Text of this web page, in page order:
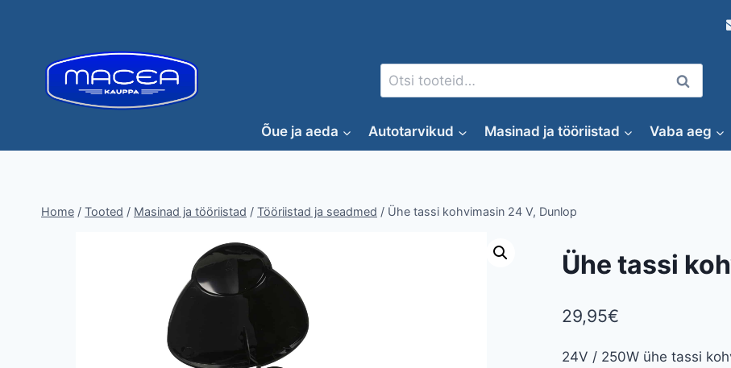
Otsi: Otsi
Õue ja aeda Autotarvikud Masinad ja tööriistad Vaba aeg
Home / Tooted / Masinad ja tööriistad / Tööriistad ja seadmed / Ühe tassi kohvimasin 24 V, Dunlop
Ühe tassi
29,95€
24V / 250W ühe tassi